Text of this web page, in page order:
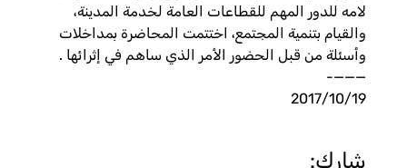
لامه للدور المهم للقطاعات العامة لخدمة المدينة،
والقيام بتنمية المجتمع، اختتمت المحاضرة بمداخلات
وأسئلة من قبل الحضور الأمر الذي ساهم في إثرائها .
———-
2017/10/19
شارك: